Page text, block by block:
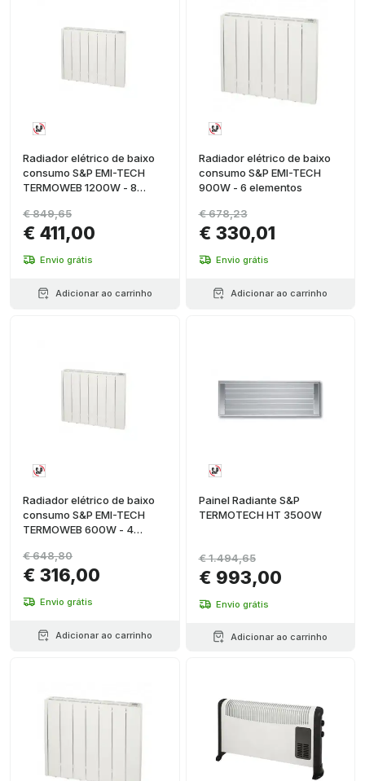
Radiador elétrico de baixo
consumo S&P EMI-TECH
TERMOWEB 1200W - 8
€ 411,00
€ 849,65
Envio grátis
Adicionar ao carrinho
Radiador elétrico de baixo
consumo S&P EMI-TECH
900W - 6 elementos
€ 330,01
€ 678,23
Envio grátis
Adicionar ao carrinho
Radiador elétrico de baixo
consumo S&P EMI-TECH
TERMOWEB 600W - 4
€ 316,00
€ 648,80
Envio grátis
Adicionar ao carrinho
Painel Radiante S&P
TERMOTECH HT 3500W
€ 993,00
€ 1.494,65
Envio grátis
Adicionar ao carrinho